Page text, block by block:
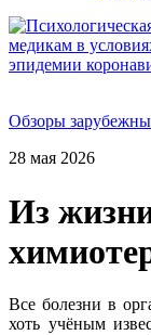
Обзоры
28 мая 2026
Из
Все болезни в
хоть учёным